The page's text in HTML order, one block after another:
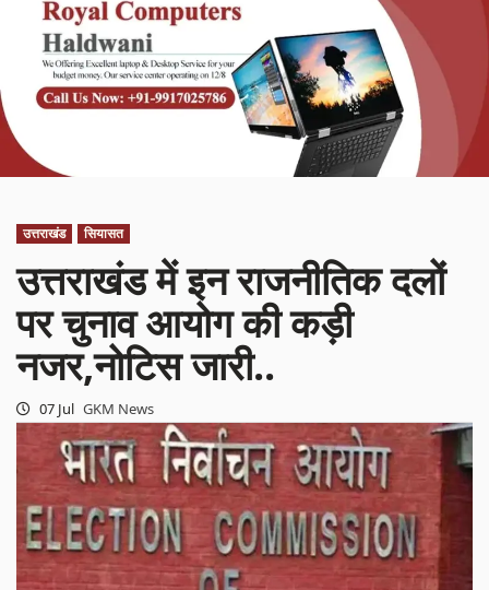
उत्तराखंड सियासत
उत्तराखंड में इन राजनीतिक दलों
पर चुनाव आयोग की कड़ी
नजर,नोटिस जारी..
07 Jul GKM News